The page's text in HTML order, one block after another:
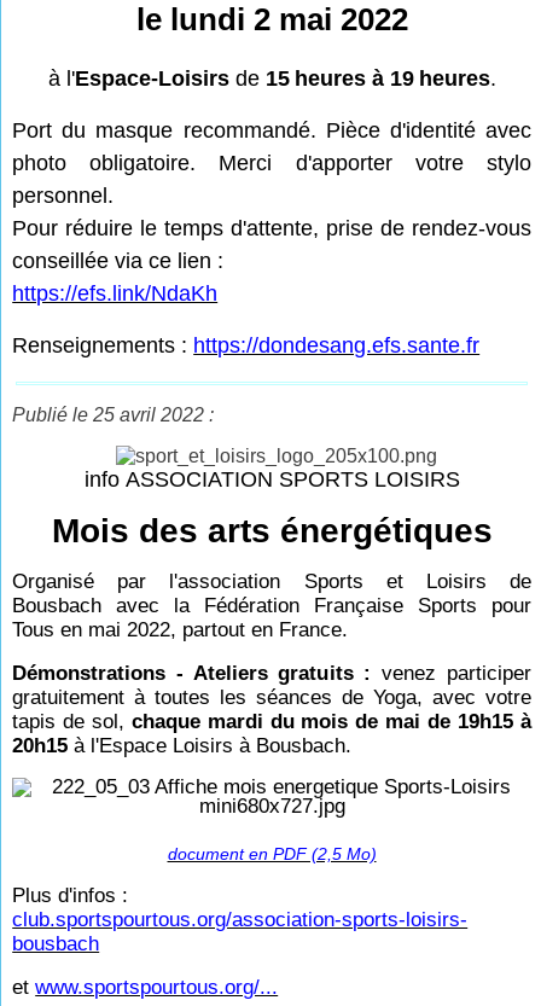
le lundi 2 mai 2022
à l'Espace-Loisirsde 15 heures à 19 heures.
Port du masque recommandé. Pièce d'identité avec
photo obligatoire. Merci d'apporter votre stylo
personnel.
Pour réduire le temps d'attente, prise de rendez-vous
conseillée via ce lien :
https://efs.link/NdaKh
Renseignements : https://dondesang.efs.sante.fr
Publié le 25 avril 2022 :
info ASSOCIATION SPORTS LOISIRS
Mois des arts énergétiques
Organisé par l'association Sports et Loisirs de
Bousbachavec la Fédération Française Sports pour
Tousen mai 2022, partout en France.
Démonstrations - Ateliers gratuits : venez participer
gratuitement à toutes les séances de Yoga, avec votre
tapis de sol, chaque mardi du mois de maide 19h15 à
20h15 à l'Espace Loisirs à Bousbach.
document en PDF (2,5 Mo)
Plus d'infos :
club.sportspourtous.org/association-sports-loisirs-
bousbach
etwww.sportspourtous.org/...